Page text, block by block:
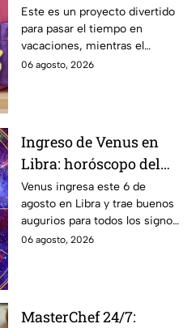
mochilas con acrílico y
resina de Huntrix
Este es un proyecto divertido
para pasar el tiempo en
vacaciones, mientras el
regreso a clases llega con la
06 agosto, 2026
Ingreso de Venus en
Libra: horóscopo del
amor para todos los
signos del 6 de agosto
al 10 de septiembre
Venus ingresa este 6 de
agosto en Libra y trae buenos
augurios para todos los signos
del zodiaco. Conoce las
06 agosto, 2026
MasterChef 24/7: